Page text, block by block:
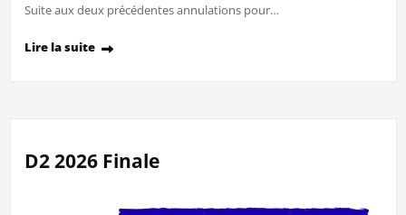
Suite aux deux précédentes annulations pour…
Lire la suite
D2 2026 Finale